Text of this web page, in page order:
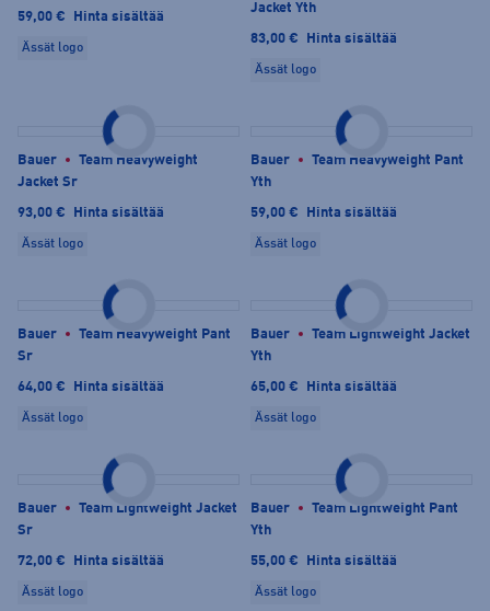
59,00 € Hinta sisältää
Ässät logo
Jacket Yth
83,00 € Hinta sisältää
Ässät logo
Bauer
Team Heavyweight
Jacket Sr
93,00 € Hinta sisältää
Ässät logo
Bauer
Team Heavyweight Pant
Yth
59,00 € Hinta sisältää
Ässät logo
Bauer
Team Heavyweight Pant
Sr
64,00 € Hinta sisältää
Ässät logo
Bauer
Team Lightweight Jacket
Yth
65,00 € Hinta sisältää
Ässät logo
Bauer
Team Lightweight Jacket
Sr
72,00 € Hinta sisältää
Ässät logo
Bauer
Team Lightweight Pant
Yth
55,00 € Hinta sisältää
Ässät logo